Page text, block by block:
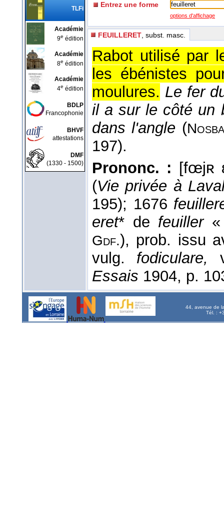
TLFi
Académie
9e édition
Académie
8e édition
Académie
4e édition
BDLP
Francophonie
BHVF
attestations
DMF
(1330 - 1500)
Entrez une forme
options d'affichage
FEUILLERET , subst. masc.
Rabot utilisé par
les ébénistes
moulures. Le fer
il a sur le côté un
dans l'angle (
197).
Prononc. : [fœjʀ
(Vie privée à
195); 1676
eret* de feuiller«
Gdf.), prob. issu
vulg. fodiculare,
Essais 1904, p.
44, avenue de
Tél. :